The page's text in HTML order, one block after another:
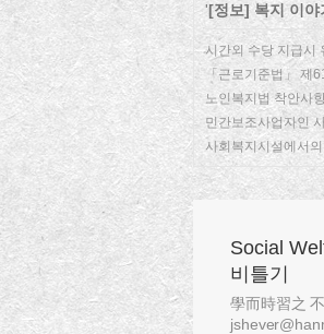
' [정보] 복지 이야
시간외 수당 지급시
「근로기준법」 제
노인복지법 착안사
민간보조사업자인
사회복지시설에서
Social
비틀기
學而時習之